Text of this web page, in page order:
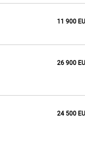
11 900
26 900
24 500